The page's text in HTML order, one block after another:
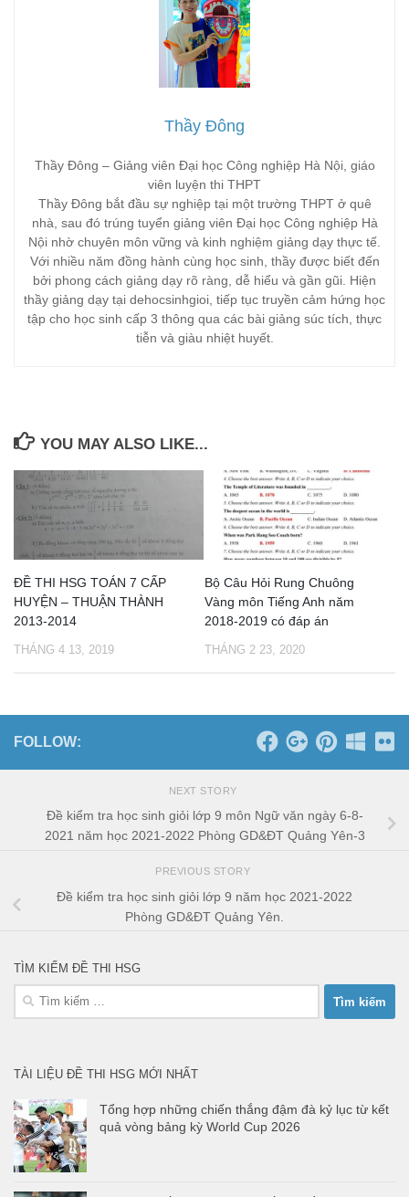
Thầy Đông
Thầy Đông – Giảng viên Đại học Công nghiệp Hà Nội, giáo
viên luyện thi THPT
Thầy Đông bắt đầu sự nghiệp tại một trường THPT ở quê
nhà, sau đó trúng tuyển giảng viên Đại học Công nghiệp Hà
Nội nhờ chuyên môn vững và kinh nghiệm giảng dạy thực tế.
Với nhiều năm đồng hành cùng học sinh, thầy được biết đến
bởi phong cách giảng dạy rõ ràng, dễ hiểu và gần gũi. Hiện
thầy giảng dạy tại dehocsinhgioi, tiếp tục truyền cảm hứng học
tập cho học sinh cấp 3 thông qua các bài giảng súc tích, thực
tiễn và giàu nhiệt huyết.
YOU MAY ALSO LIKE...
ĐỀ THI HSG TOÁN 7 CẤP
HUYỆN – THUẬN THÀNH
2013-2014
THÁNG 4 13, 2019
Bộ Câu Hỏi Rung Chuông
Vàng môn Tiếng Anh năm
2018-2019 có đáp án
THÁNG 2 23, 2020
FOLLOW:
NEXT STORY
Đề kiểm tra học sinh giỏi lớp 9 môn Ngữ văn ngày 6-8-
2021 năm học 2021-2022 Phòng GD&ĐT Quảng Yên-3
PREVIOUS STORY
Đề kiểm tra học sinh giỏi lớp 9 năm học 2021-2022
Phòng GD&ĐT Quảng Yên.
TÌM KIẾM ĐỀ THI HSG
Tìm
TÀI LIỆU ĐỀ THI HSG MỚI NHẤT
Tổng hợp những chiến thắng đậm đà kỷ lục từ kết
quả vòng bảng kỳ World Cup 2026